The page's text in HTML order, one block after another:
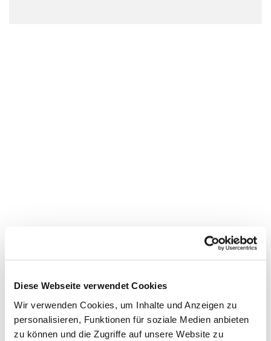
Diese Webseite verwendet Cookies
Wir verwenden Cookies, um Inhalte und Anzeigen zu
personalisieren, Funktionen für soziale Medien anbieten
zu können und die Zugriffe auf unsere Website zu
Dies könnte Sie auch
interessieren